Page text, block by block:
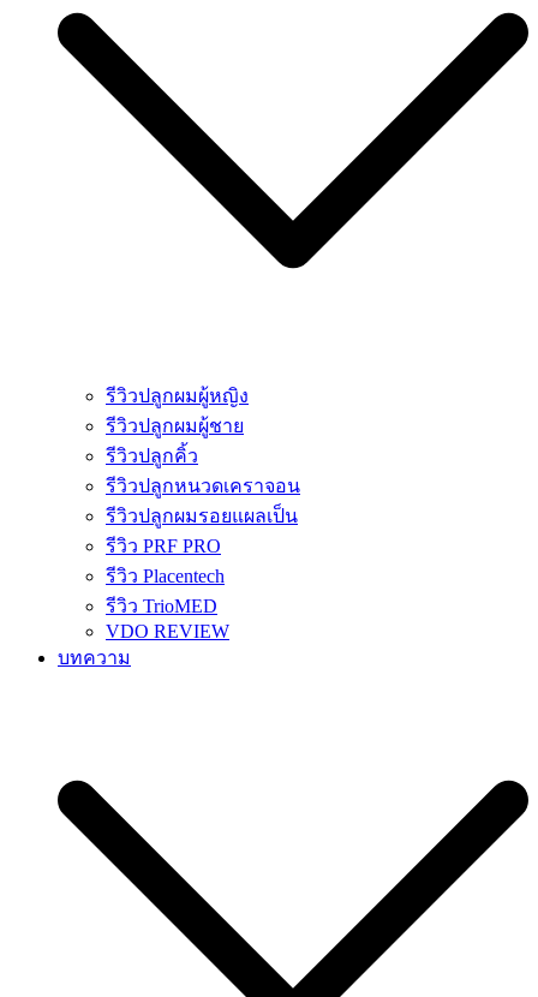
รีวิวปลูกผมผู้หญิง
รีวิวปลูกผมผู้ชาย
รีวิวปลูกคิ้ว
รีวิวปลูกหนวดเคราจอน
รีวิวปลูกผมรอยแผลเป็น
รีวิว PRF PRO
รีวิว Placentech
รีวิว TrioMED
VDO REVIEW
บทความ